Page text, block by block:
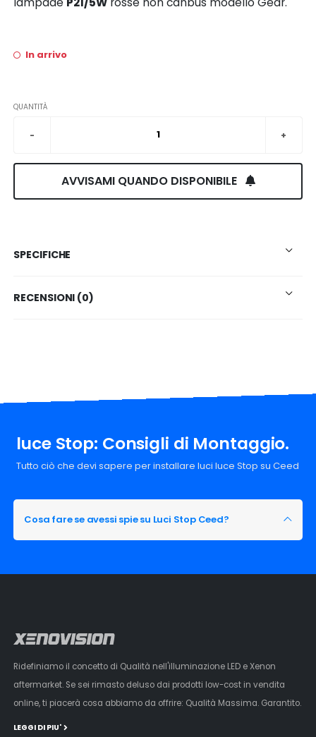
In arrivo
QUANTITÀ
AVVISAMI QUANDO DISPONIBILE
SPECIFICHE
RECENSIONI (0)
luce Stop: Consigli di Montaggio.
Tutto ciò che devi sapere per installare luci luce Stop su Ceed
Cosa fare se avessi spie su Luci Stop Ceed?
Ridefiniamo il concetto di Qualità nell'illuminazione LED e Xenon
aftermarket. Se sei rimasto deluso dai prodotti low-cost in vendita
online, ti piacerà cosa abbiamo da offrire: Qualità Massima. Garantito.
LEGGI DI PIU'